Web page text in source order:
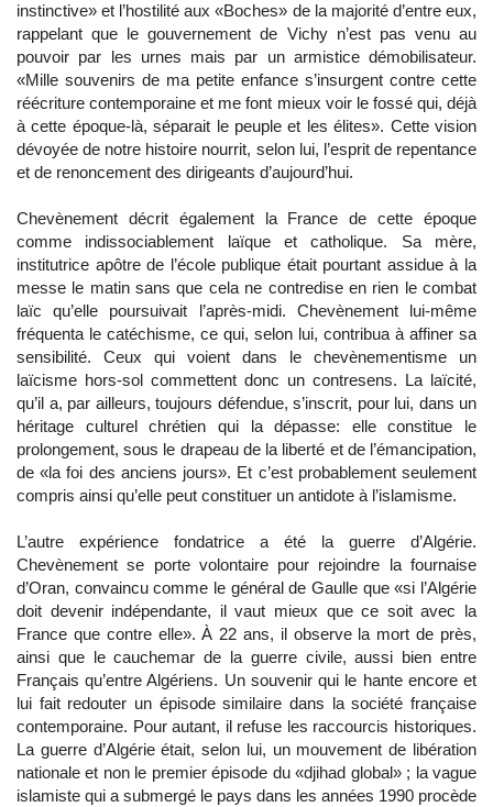
instinctive» et l’hostilité aux «Boches» de la majorité d’entre eux,
rappelant que le gouvernement de Vichy n’est pas venu au
pouvoir par les urnes mais par un armistice démobilisateur.
«Mille souvenirs de ma petite enfance s’insurgent contre cette
réécriture contemporaine et me font mieux voir le fossé qui, déjà
à cette époque-là, séparait le peuple et les élites». Cette vision
dévoyée de notre histoire nourrit, selon lui, l’esprit de repentance
et de renoncement des dirigeants d’aujourd’hui.
Chevènement décrit également la France de cette époque
comme indissociablement laïque et catholique. Sa mère,
institutrice apôtre de l’école publique était pourtant assidue à la
messe le matin sans que cela ne contredise en rien le combat
laïc qu’elle poursuivait l’après-midi. Chevènement lui-même
fréquenta le catéchisme, ce qui, selon lui, contribua à affiner sa
sensibilité. Ceux qui voient dans le chevènementisme un
laïcisme hors-sol commettent donc un contresens. La laïcité,
qu’il a, par ailleurs, toujours défendue, s’inscrit, pour lui, dans un
héritage culturel chrétien qui la dépasse: elle constitue le
prolongement, sous le drapeau de la liberté et de l’émancipation,
de «la foi des anciens jours». Et c’est probablement seulement
compris ainsi qu’elle peut constituer un antidote à l’islamisme.
L’autre expérience fondatrice a été la guerre d’Algérie.
Chevènement se porte volontaire pour rejoindre la fournaise
d’Oran, convaincu comme le général de Gaulle que «si l’Algérie
doit devenir indépendante, il vaut mieux que ce soit avec la
France que contre elle». À 22 ans, il observe la mort de près,
ainsi que le cauchemar de la guerre civile, aussi bien entre
Français qu’entre Algériens. Un souvenir qui le hante encore et
lui fait redouter un épisode similaire dans la société française
contemporaine. Pour autant, il refuse les raccourcis historiques.
La guerre d’Algérie était, selon lui, un mouvement de libération
nationale et non le premier épisode du «djihad global» ; la vague
islamiste qui a submergé le pays dans les années 1990 procède